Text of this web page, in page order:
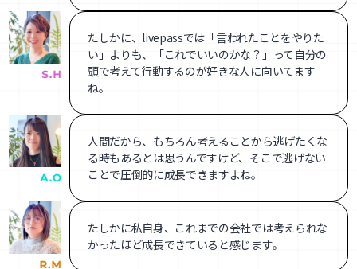
たしかに、livepassでは「言われたことをやりた
い」よりも、「これでいいのかな？」って自分の
頭で考えて行動するのが好きな人に向いてます
ね。
人間だから、もちろん考えることから逃げたくな
る時もあるとは思うんですけど、そこで逃げない
ことで圧倒的に成長できますよね。
たしかに私自身、これまでの会社では考えられな
かったほど成長できていると感じます。